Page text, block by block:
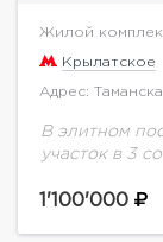
Жилой
Крылатское
Адрес:
В элитном
участок в 3
авто.
1'100'000